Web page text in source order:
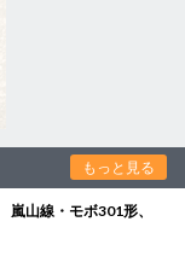
もっと見る
山線・モボ301形、